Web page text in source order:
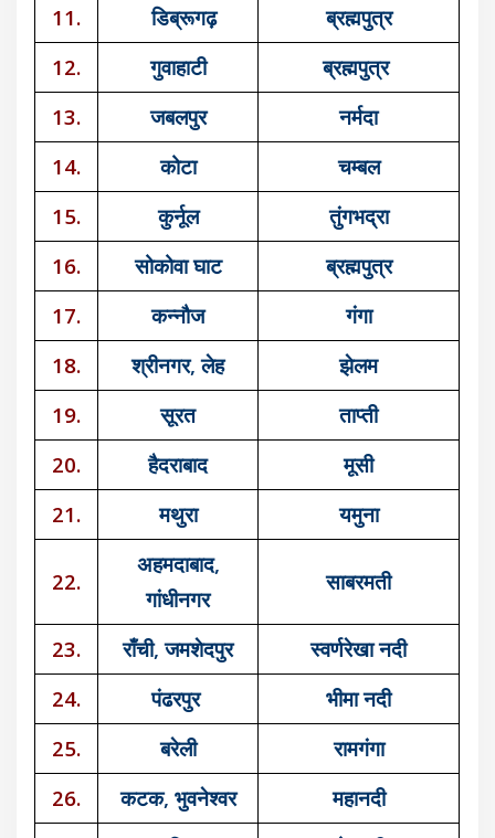
11.
डिब्रूगढ़
ब्रह्मपुत्र
12.
गुवाहाटी
ब्रह्मपुत्र
13.
जबलपुर
नर्मदा
14.
कोटा
चम्बल
15.
कुर्नूल
तुंगभद्रा
16.
सोकोवा घाट
ब्रह्मपुत्र
17.
कन्नौज
गंगा
18.
श्रीनगर, लेह
झेलम
19.
सूरत
ताप्ती
20.
हैदराबाद
मूसी
21.
मथुरा यमुना
22.
अहमदाबाद,
गांधीनगर
साबरमती
23. राँची, जमशेदपुर
स्वर्णरेखा नदी
24.
पंढरपुर
भीमा नदी
25.
बरेली
रामगंगा
26.
कटक, भुवनेश्वर
महानदी